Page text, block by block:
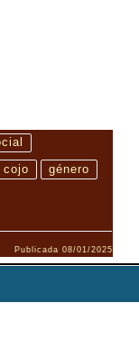
cojo género
Publicada 08/01/2025